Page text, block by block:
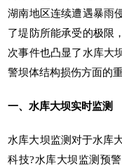
湖南地区连续遭遇暴雨
了堤防所能承受的极限
次事件也凸显了水库大
警坝体结构损伤方面的重
一、水库大坝实时监测
水库大坝监测对于水库
科技?水库大坝监测预